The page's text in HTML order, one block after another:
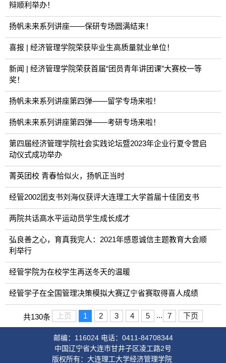
辩顺利举办！
扬帆未来系列讲座——保研专场圆满结束！
喜报 | 经济管理学院荣获毕业生高质量就业单位！
新闻 | 经济管理学院荣获首届“团员青年讲团课”大赛校一等
奖！
扬帆未来系列讲座第四弹——留学专场来啦！
扬帆未来系列讲座第四弹——考研专场来啦！
第四届经济管理学院社会实践论坛暨2023年企业行夏令营启
动仪式成功举办
菁英团校 青春恰似火，扬帆正当时
经管2002团支书刘海仪获评大连理工大学首届十佳团支书
两院共话高水平运动员学生成长成才
弘良善之心，育真我完人：2021年感恩诚信主题教育大会顺
利举行
经管学院为在校学生再送冬天的温暖
经管学子在全国管理决策模拟大赛辽宁省赛取得喜人成绩
共130条 上页 1 2 3 4 5 ... 7 下页
邮编：116024 电话：0411-84708344
中国辽宁省大连市甘井子区凌工路2号
版权所有：大连理工大学经济管理学院